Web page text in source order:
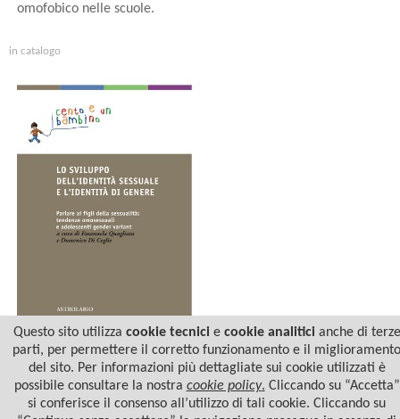
omofobico nelle scuole.
in catalogo
LO SVILUPPO
DELL'IDENTITÀ SESSUALE
E L'IDENTITÀ DI GENERE
Questo sito utilizza cookie tecnicie cookie analiticianche di terze
parti, per permettere il corretto funzionamento e il miglioramento
del sito. Per informazioni più dettagliate sui cookie utilizzati è
possibile consultare la nostra cookie policy. Cliccando su “Accetta”
si conferisce il consenso all’utilizzo di tali cookie. Cliccando su